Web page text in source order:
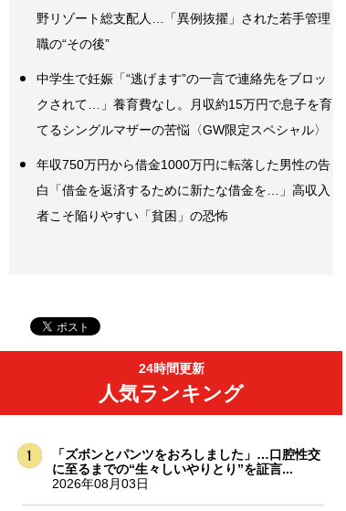
野リゾート総支配人…「異例抜擢」された若手管理
職の“その後”
中学生で妊娠「“逃げます”の一言で連絡先をブロッ
クされて…」養育費なし。月収約15万円で息子を育
てるシングルマザーの苦悩〈GW限定スペシャル〉
年収750万円から借金1000万円に転落した男性の告
白「借金を返済するために新たな借金を…」高収入
者こそ陥りやすい「貧困」の恐怖
24時間更新
人気ランキング
「ズボンとパンツをおろしました」…口腔性交
に至るまでの“生々しいやりとり”を証言...
2026年08月03日